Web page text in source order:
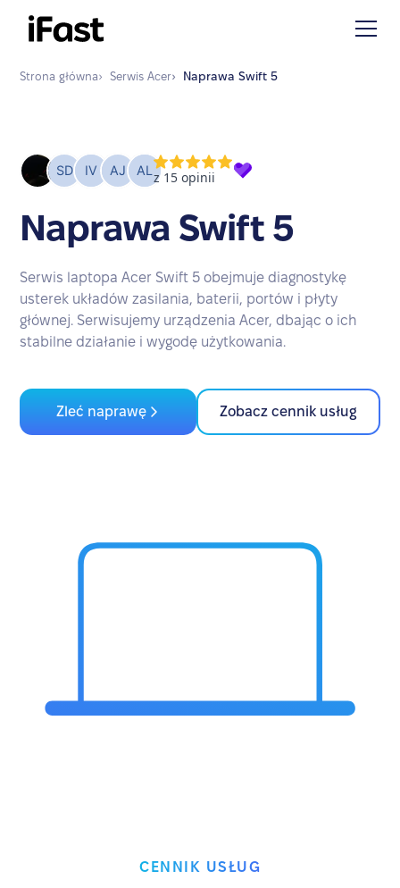
Strona główna› Serwis Acer› Naprawa Swift 5
Naprawa Swift 5
Serwis laptopa Acer Swift 5 obejmuje diagnostykę
usterek układów zasilania, baterii, portów i płyty
głównej. Serwisujemy urządzenia Acer, dbając o ich
stabilne działanie i wygodę użytkowania.
Zleć naprawę Zobacz cennik usług
CENNIK USŁUG